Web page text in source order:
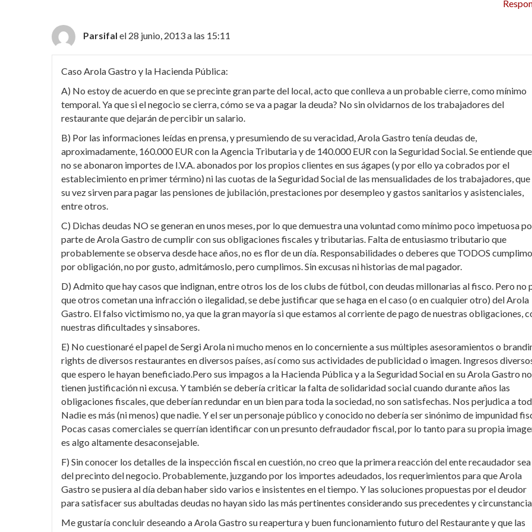
Parsifal el 28 junio, 2013 a las 15:11
Caso Arola Gastro y la Hacienda Pública:
A) No estoy de acuerdo en que se precinte gran parte del local, acto que conlleva a un probable cierre, como mínimo
temporal. Ya que si el negocio se cierra, cómo se va a pagar la deuda? No sin olvidarnos de los trabajadores del
restaurante que dejarán de percibir un salario.
B) Por las informaciones leídas en prensa, y presumiendo de su veracidad, Arola Gastro tenía deudas de,
aproximadamente, 160.000 EUR con la Agencia Tributaria y de 140.000 EUR con la Seguridad Social. Se entiende que
no se abonaron importes de I.V.A. abonados por los propios clientes en sus ágapes (y por ello ya cobrados por el
establecimiento en primer término) ni las cuotas de la Seguridad Social de las mensualidades de los trabajadores, que
su vez sirven para pagar las pensiones de jubilación, prestaciones por desempleo y gastos sanitarios y asistenciales,
entre otros.
C) Dichas deudas NO se generan en unos meses, por lo que demuestra una voluntad como mínimo poco impetuosa
parte de Arola Gastro de cumplir con sus obligaciones fiscales y tributarias. Falta de entusiasmo tributario que
probablemente se observa desde hace años, no es flor de un día. Responsabilidades o deberes que TODOS
por obligación, no por gusto, admitámoslo, pero cumplimos. Sin excusas ni historias de mal pagador.
D) Admito que hay casos que indignan, entre otros los de los clubs de fútbol, con deudas millonarias al fisco. Pero no
que otros cometan una infracción o ilegalidad, se debe justificar que se haga en el caso (o en cualquier otro) del Arola
Gastro. El falso victimismo no, ya que la gran mayoría si que estamos al corriente de pago de nuestras obligaciones,
nuestras dificultades y sinsabores.
E) No cuestionaré el papel de Sergi Arola ni mucho menos en lo concerniente a sus múltiples asesoramientos o
rights de diversos restaurantes en diversos países, así como sus actividades de publicidad o imagen. Ingresos
que espero le hayan beneficiado.Pero sus impagos a la Hacienda Pública y a la Seguridad Social en su Arola Gastro no
tienen justificación ni excusa. Y también se debería criticar la falta de solidaridad social cuando durante años las
obligaciones fiscales, que deberían redundar en un bien para toda la sociedad, no son satisfechas. Nos perjudica a
Nadie es más (ni menos) que nadie. Y el ser un personaje público y conocido no debería ser sinónimo de impunidad
Pocas casas comerciales se querrían identificar con un presunto defraudador fiscal, por lo tanto para su propia
es algo altamente desaconsejable.
F) Sin conocer los detalles de la inspección fiscal en cuestión, no creo que la primera reacción del ente recaudador
del precinto del negocio. Probablemente, juzgando por los importes adeudados, los requerimientos para que Arola
Gastro se pusiera al día deban haber sido varios e insistentes en el tiempo. Y las soluciones propuestas por el deudor
para satisfacer sus abultadas deudas no hayan sido las más pertinentes considerando sus precedentes y
Me gustaría concluir deseando a Arola Gastro su reapertura y buen funcionamiento futuro del Restaurante y que las